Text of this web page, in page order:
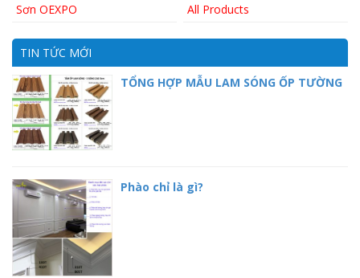
Sơn OEXPO
All Products
TIN TỨC MỚI
TỔNG HỢP MẪU LAM SÓNG ỐP TƯỜNG
Phào chỉ là gì?